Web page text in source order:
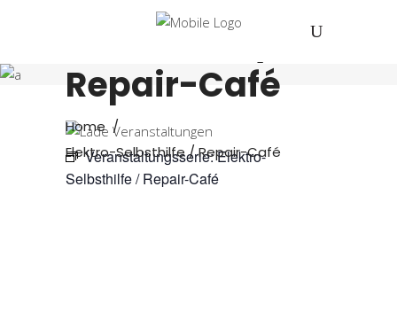
Selbsthilfe /
Repair-Café
Home/
Elektro-Selbsthilfe / Repair-Café
Veranstaltungsserie:Elektro-
Selbsthilfe / Repair-Café